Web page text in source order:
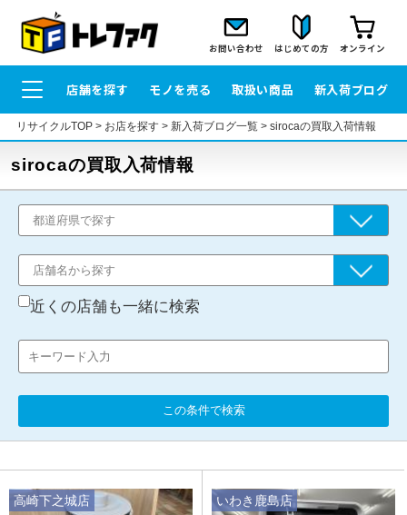
お問い合わせ はじめての方 オンライン
店舗を探す モノを売る 取扱い商品 新入荷ブログ
リサイクルTOP> お店を探す> 新入荷ブログ一覧> sirocaの買取入荷情報
sirocaの買取入荷情報
近くの店舗も一緒に検索
この条件で検索
高崎下之城店 いわき鹿島店